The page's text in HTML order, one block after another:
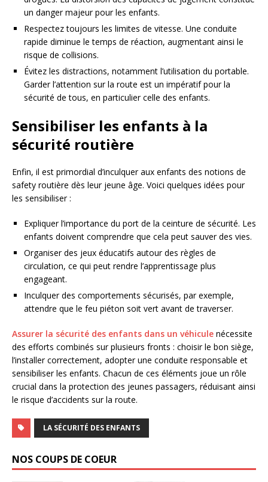
un danger majeur pour les enfants.
Respectez toujours les limites de vitesse. Une conduite
rapide diminue le temps de réaction, augmentant ainsi le
risque de collisions.
Évitez les distractions, notamment l’utilisation du portable.
Garder l’attention sur la route est un impératif pour la
sécurité de tous, en particulier celle des enfants.
Sensibiliser les enfants à la
sécurité routière
Enfin, il est primordial d’inculquer aux enfants des notions de
safety routière dès leur jeune âge. Voici quelques idées pour
les sensibiliser :
Expliquer l’importance du port de la ceinture de sécurité. Les
enfants doivent comprendre que cela peut sauver des vies.
Organiser des jeux éducatifs autour des règles de
circulation, ce qui peut rendre l’apprentissage plus
engageant.
Inculquer des comportements sécurisés, par exemple,
attendre que le feu piéton soit vert avant de traverser.
Assurer la sécurité des enfants dans un véhicule nécessite
des efforts combinés sur plusieurs fronts : choisir le bon siège,
l’installer correctement, adopter une conduite responsable et
sensibiliser les enfants. Chacun de ces éléments joue un rôle
crucial dans la protection des jeunes passagers, réduisant ainsi
le risque d’accidents sur la route.
LA SÉCURITÉ DES ENFANTS
NOS COUPS DE COEUR